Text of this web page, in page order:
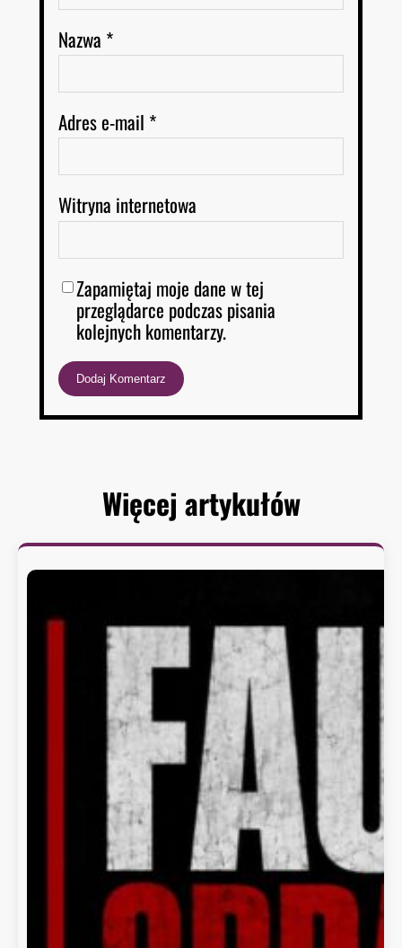
Nazwa *
Adres e-mail *
Witryna internetowa
Zapamiętaj moje dane w tej
przeglądarce podczas pisania
kolejnych komentarzy.
Więcej artykułów